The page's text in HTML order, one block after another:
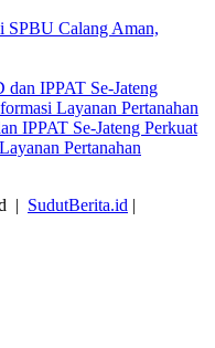
SPBU Calang Aman,
IPPAT Se-Jateng Perkuat
Pertanahan
| SudutBerita.id |